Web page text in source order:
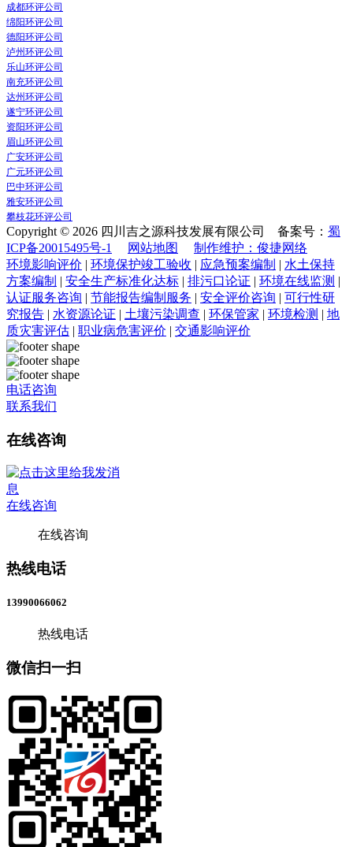
成都环评公司
绵阳环评公司
德阳环评公司
泸州环评公司
乐山环评公司
南充环评公司
达州环评公司
遂宁环评公司
资阳环评公司
眉山环评公司
广安环评公司
广元环评公司
巴中环评公司
雅安环评公司
攀枝花环评公司
Copyright © 2026 四川吉之源科技发展有限公司 备案号： 蜀
ICP备20015495号-1
网站地图
制作维护：俊捷网络
环境影响评价 | 环境保护竣工验收 | 应急预案编制 | 水土保持
方案编制 | 安全生产标准化达标 | 排污口论证 | 环境在线监测 |
认证服务咨询 | 节能报告编制服务 | 安全评价咨询 | 可行性研
究报告 | 水资源论证 | 土壤污染调查 | 环保管家 | 环境检测 | 地
质灾害评估 | 职业病危害评价 | 交通影响评价
电话咨询
联系我们
在线咨询
在线咨询
在线咨询
热线电话
13990066062
热线电话
微信扫一扫